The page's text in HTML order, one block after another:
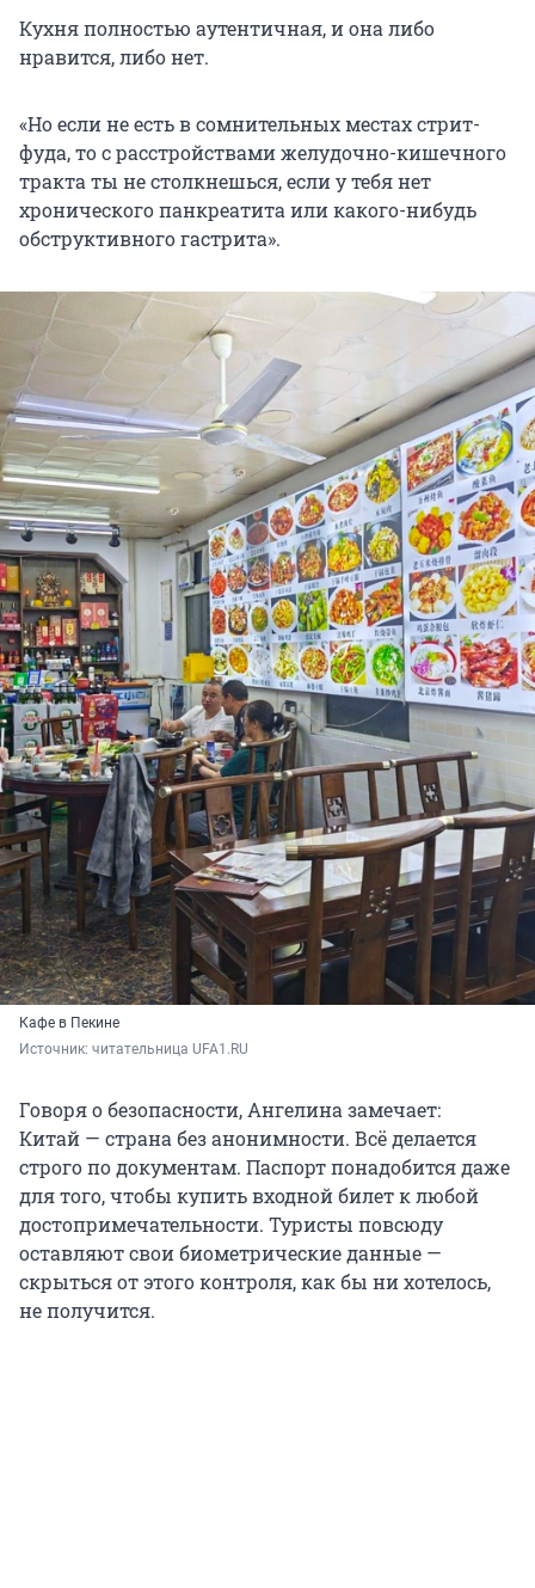
Кухня полностью аутентичная, и она либо
нравится, либо нет.
«Но если не есть в сомнительных местах стрит-
фуда, то с расстройствами желудочно-кишечного
тракта ты не столкнешься, если у тебя нет
хронического панкреатита или какого-нибудь
обструктивного гастрита».
Кафе в Пекине
Источник: читательница UFA1.RU
Говоря о безопасности, Ангелина замечает:
Китай — страна без анонимности. Всё делается
строго по документам. Паспорт понадобится даже
для того, чтобы купить входной билет к любой
достопримечательности. Туристы повсюду
оставляют свои биометрические данные —
скрыться от этого контроля, как бы ни хотелось,
не получится.